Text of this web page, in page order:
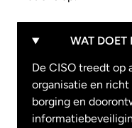
WAT DOET
De CISO treedt op
organisatie en
borging en